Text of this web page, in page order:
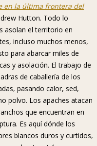
en la última frontera del
Hutton. Todo lo
asolan el territorio en
incluso muchos menos,
para abarcar miles de
y asolación. El trabajo de
de caballería de los
pasando calor, sed,
polvo. Los apaches atacan
que encuentran en
Es aquí dónde los
blancos duros y curtidos,